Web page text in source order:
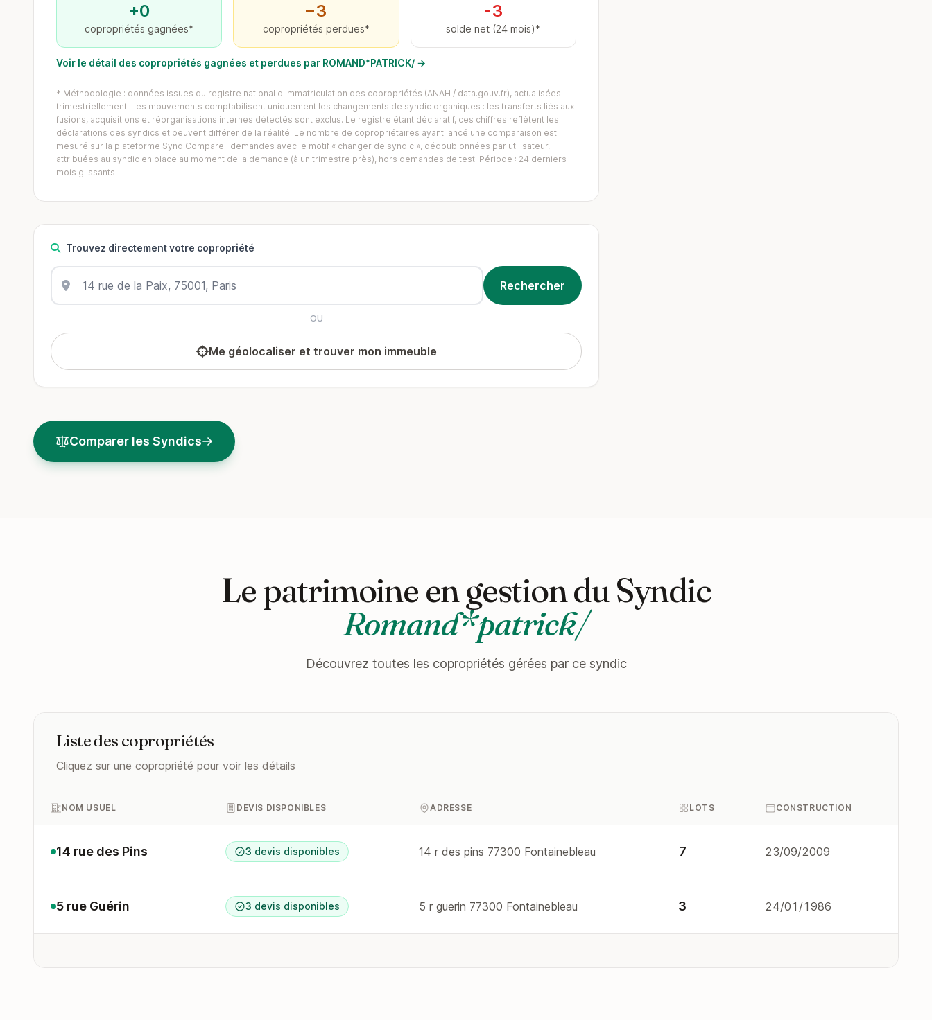
+0
copropriétés gagnées*
−3
copropriétés perdues*
-3
solde net (24 mois)*
Voir le détail des copropriétés gagnées et perdues par ROMAND*PATRICK/ →
* Méthodologie : données issues du registre national d'immatriculation des copropriétés (ANAH / data.gouv.fr), actualisées
trimestriellement. Les mouvements comptabilisent uniquement les changements de syndic organiques : les transferts liés aux
fusions, acquisitions et réorganisations internes détectés sont exclus. Le registre étant déclaratif, ces chiffres reflètent les
déclarations des syndics et peuvent différer de la réalité. Le nombre de copropriétaires ayant lancé une comparaison est
mesuré sur la plateforme SyndiCompare : demandes avec le motif « changer de syndic », dédoublonnées par utilisateur,
attribuées au syndic en place au moment de la demande (à un trimestre près), hors demandes de test. Période : 24 derniers
mois glissants.
Trouvez directement votre copropriété
OU
Me géolocaliser et trouver mon immeuble
Comparer les Syndics
Le patrimoine en gestion du Syndic
Romand*patrick/
Découvrez toutes les copropriétés gérées par ce syndic
Liste des copropriétés
Cliquez sur une copropriété pour voir les détails
NOM USUEL DEVIS DISPONIBLES ADRESSE LOTS CONSTRUCTION
14 rue des Pins 3 devis disponibles 14 r des pins 77300 Fontainebleau 7 23/09/2009
5 rue Guérin 3 devis disponibles 5 r guerin 77300 Fontainebleau 3 24/01/1986